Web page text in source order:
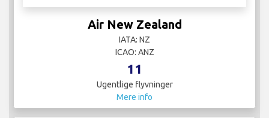
Air New Zealand
IATA: NZ
ICAO: ANZ
11
Ugentlige flyvninger
Mere info